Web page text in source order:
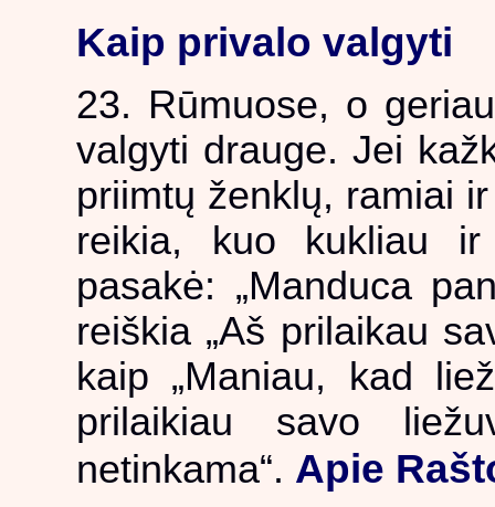
Kaip privalo valgyti
23. Rūmuose, o
valgyti drauge. Jei
priimtų ženklų, ramiai
reikia, kuo kukliau ir
pasakė: „Manduca
reiškia „Aš prilaikau
kaip „Maniau, kad
prilaikiau savo
netinkama“. Apie